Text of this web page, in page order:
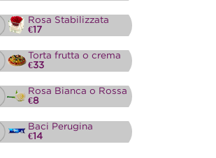
Rosa Stabilizzata
€17
Torta frutta o crema
€33
Rosa Bianca o Rossa
€8
Baci Perugina
€14